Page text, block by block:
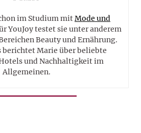
im Studium mitMode und
YouJoy testet sie unter anderem
Beauty und Ernährung.
berichtet Marie über beliebte
und Nachhaltigkeit im
Allgemeinen.